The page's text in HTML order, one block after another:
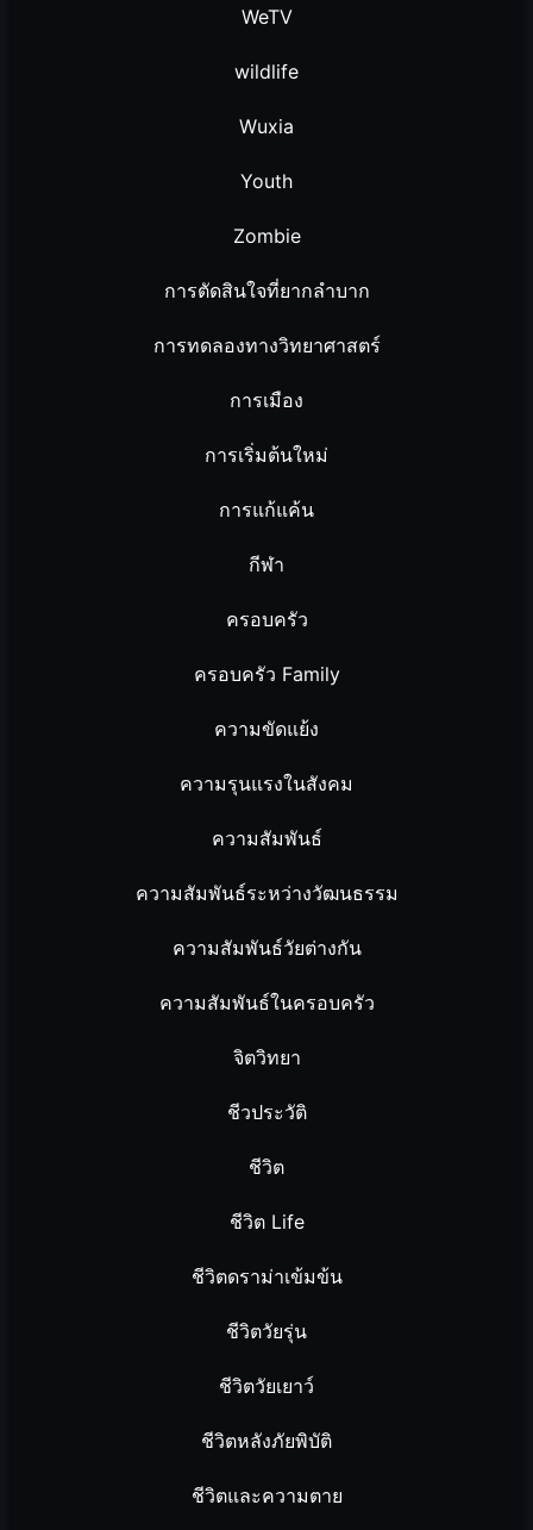
WeTV
wildlife
Wuxia
Youth
Zombie
การตัดสินใจที่ยากลำบาก
การทดลองทางวิทยาศาสตร์
การเมือง
การเริ่มต้นใหม่
การแก้แค้น
กีฬา
ครอบครัว
ครอบครัว Family
ความขัดแย้ง
ความรุนแรงในสังคม
ความสัมพันธ์
ความสัมพันธ์ระหว่างวัฒนธรรม
ความสัมพันธ์วัยต่างกัน
ความสัมพันธ์ในครอบครัว
จิตวิทยา
ชีวประวัติ
ชีวิต
ชีวิต Life
ชีวิตดราม่าเข้มข้น
ชีวิตวัยรุ่น
ชีวิตวัยเยาว์
ชีวิตหลังภัยพิบัติ
ชีวิตและความตาย